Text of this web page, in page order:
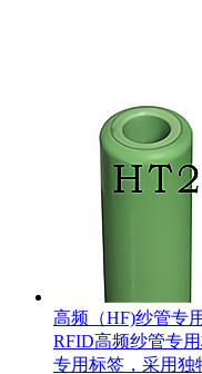
高频（HF)纱管专
RFID高频纱管专
专用标签，采用独